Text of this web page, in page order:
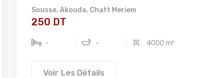
Sousse, Akouda, Chatt Meriem
250 DT
- - 4000 m²
Voir Les Détails